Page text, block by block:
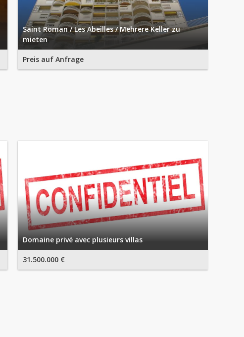
Saint Roman / Les Abeilles / Mehrere Keller zu
mieten
Preis auf Anfrage
Domaine privé avec plusieurs villas
31.500.000 €